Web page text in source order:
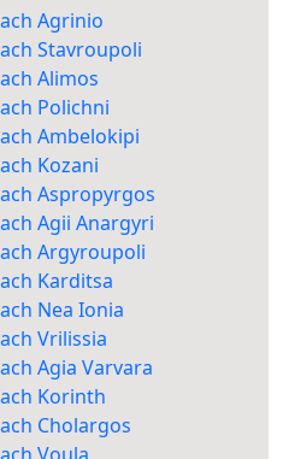
Agrinio
Stavroupoli
Alimos
Polichni
Ambelokipi
Kozani
Aspropyrgos
Agii Anargyri
Argyroupoli
Karditsa
Nea Ionia
Vrilissia
Agia Varvara
Korinth
Cholargos